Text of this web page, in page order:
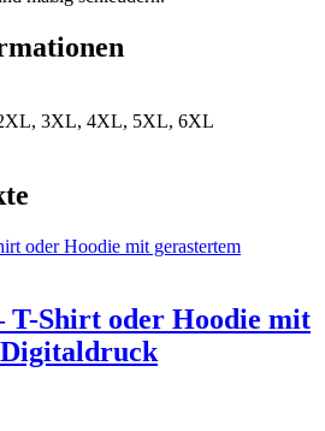
3XL, 4XL, 5XL, 6XL
T-Shirt oder Hoodie mit